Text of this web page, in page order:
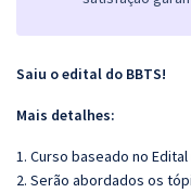
Saiu o edital do BBTS!
Mais detalhes:
1. Curso baseado no Edital
2. Serão abordados os